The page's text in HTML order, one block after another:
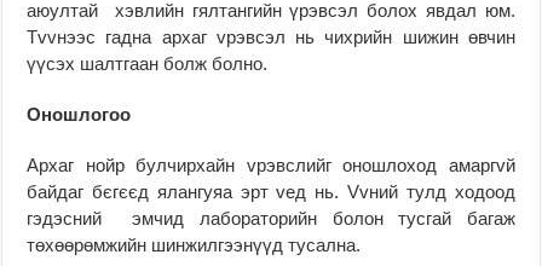
аюултай хэвлийн гялтангийн үрэвсэл болох явдал юм.
Тvvнээс гадна архаг vрэвсэл нь чихрийн шижин өвчин
үүсэх шалтгаан болж болно.
Оношлогоо
Архаг нойр булчирхайн vрэвслийг оношлоход амаргvй
байдаг бєгєєд ялангуяа эрт vед нь. Vvний тулд ходоод
гэдэсний эмчид лабораторийн болон тусгай багаж
төхөөрөмжийн шинжилгээнүүд тусална.